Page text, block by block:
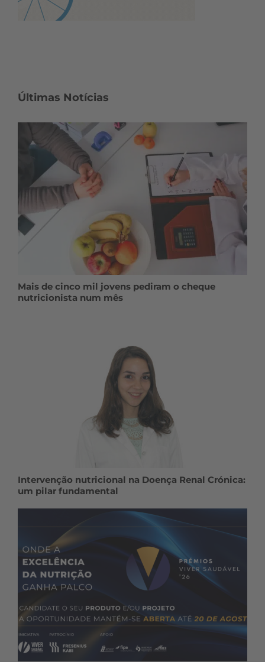
Últimas Notícias
Mais de cinco mil jovens pediram o cheque
nutricionista num mês
Intervenção nutricional na Doença Renal Crónica:
um pilar fundamental